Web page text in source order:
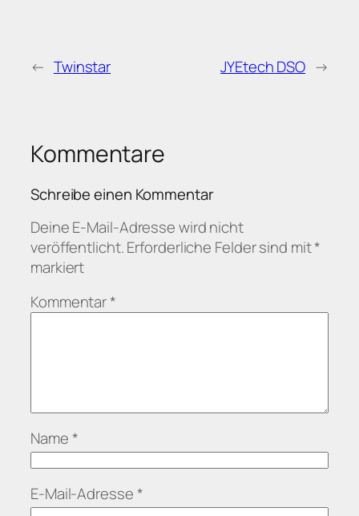
← Twinstar JYEtech DSO →
Kommentare
Schreibe einen Kommentar
Deine E-Mail-Adresse wird nicht
veröffentlicht.Erforderliche Felder sind mit*
markiert
Kommentar*
Name *
E-Mail-Adresse *